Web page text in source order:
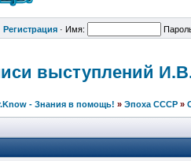
Регистрация · Имя:
выступлений
- Знания в помощь! » Эпоха СССР »